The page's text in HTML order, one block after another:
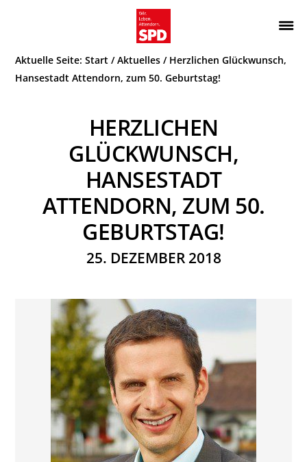
springen
springen
SPD
Leben.
Attendorn.
Aktuelle Seite:Start / Aktuelles /Herzlichen Glückwunsch,
Hansestadt Attendorn, zum 50. Geburtstag!
HERZLICHEN
GLÜCKWUNSCH,
HANSESTADT
ATTENDORN, ZUM 50.
GEBURTSTAG!
25. DEZEMBER 2018